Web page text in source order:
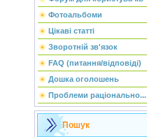
Фотоальбоми
Цікаві статті
Зворотній зв'язок
FAQ (питання/відповіді)
Дошка оголошень
Проблеми раціонально...
Пошук